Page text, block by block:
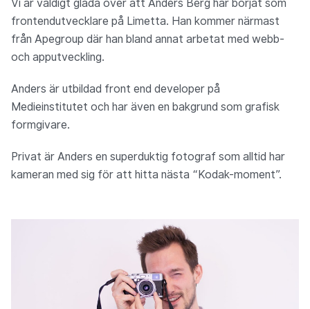
Vi är väldigt glada över att Anders Berg har börjat som
frontendutvecklare på Limetta. Han kommer närmast
från Apegroup där han bland annat arbetat med webb-
och apputveckling.
Anders är utbildad front end developer på
Medieinstitutet och har även en bakgrund som grafisk
formgivare.
Privat är Anders en superduktig fotograf som alltid har
kameran med sig för att hitta nästa “Kodak-moment”.